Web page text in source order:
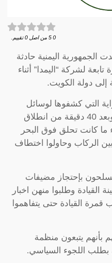
0
5 من اصل 0 تقييم.
عام 1983، شهدت الجمهورية اليمنية حادثة
لشركة “اليمدا” أثناء
إلى دولة الكويت.
التي كشفوها لوسائل
الإعلام في ذلك الوقت، أنه وبعد 40 دقيقة من انطلاق
ما كانت تحلق فوق البحر
من بين الركاب وحاولوا اختطاف
بإحتجاز مضيفات
القيادة وطلبوا منهن اخبار
قمرة القيادة حتى يتفاهموا
يتبعون منظمة
بطلب اللجوء السياسي.